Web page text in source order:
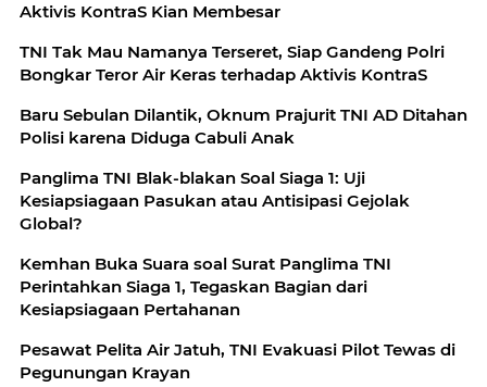
Aktivis KontraS Kian Membesar
TNI Tak Mau Namanya Terseret, Siap Gandeng Polri
Bongkar Teror Air Keras terhadap Aktivis KontraS
Baru Sebulan Dilantik, Oknum Prajurit TNI AD Ditahan
Polisi karena Diduga Cabuli Anak
Panglima TNI Blak-blakan Soal Siaga 1: Uji
Kesiapsiagaan Pasukan atau Antisipasi Gejolak
Global?
Kemhan Buka Suara soal Surat Panglima TNI
Perintahkan Siaga 1, Tegaskan Bagian dari
Kesiapsiagaan Pertahanan
Pesawat Pelita Air Jatuh, TNI Evakuasi Pilot Tewas di
Pegunungan Krayan